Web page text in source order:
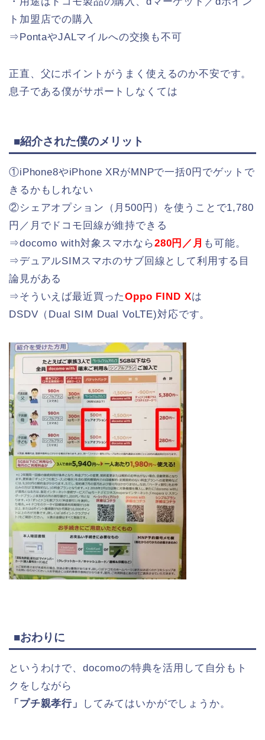
ト加盟店での購入
⇒PontaやJALマイルへの交換も不可
正直、父にポイントがうまく使えるのか不安です。
息子である僕がサポートしなくては
■紹介された僕のメリット
①iPhone8やiPhone XRがMNPで一括0円でゲットで
きるかもしれない
②シェアオプション（月500円）を使うことで1,780
円／月でドコモ回線が維持できる
⇒docomo with対象スマホなら280円／月 も可能。
⇒デュアルSIMスマホのサブ回線として利用する目
論見がある
⇒そういえば最近買ったOppo FIND Xは
DSDV（Dual SIM Dual VoLTE)対応です。
■おわりに
というわけで、docomoの特典を活用して自分もト
クをしながら
「プチ親孝行」
してみてはいかがでしょうか。